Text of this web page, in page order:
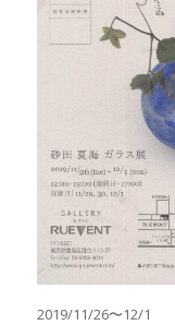
2019/11/26〜12/1